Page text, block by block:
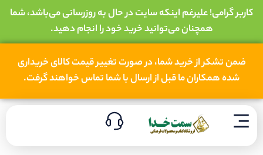
کاربر گرامی! علیرغم اینکه سایت در حال به روزرسانی می‌باشد، شما
همچنان می‌توانید خرید خود را انجام دهید.
ضمن تشکر از خرید شما، در صورت تغییر قیمت کالای خریداری
شده همکاران ما قبل از ارسال با شما تماس خواهند گرفت.